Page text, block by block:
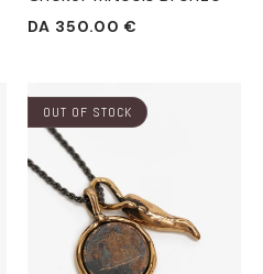
Prezzo
DA 350.00 €
OUT OF STOCK